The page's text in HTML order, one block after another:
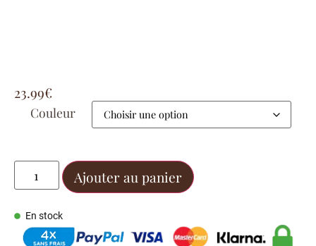
23.99€
Couleur
Ajouter au panier
En stock